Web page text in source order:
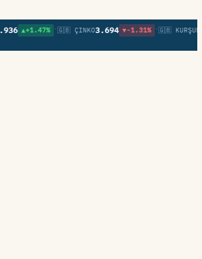
▲+1.47% •🇬🇧 ÇINKO3.694 ▼-1.31% •🇬🇧 KURŞUN0,85